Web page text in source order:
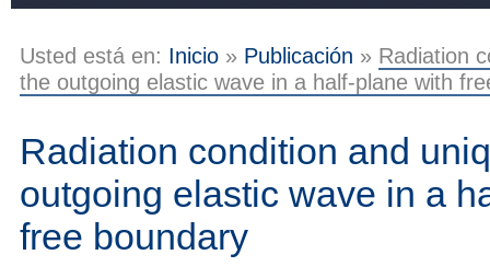
Usted está en: Inicio » Publicación » Radiation
the outgoing elastic wave in a half-plane with
Radiation condition and
outgoing elastic wave in a
free boundary